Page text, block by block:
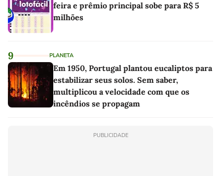
feira e prêmio principal sobe para R$ 5
milhões
9 PLANETA
Em 1950, Portugal plantou eucaliptos para
estabilizar seus solos. Sem saber,
multiplicou a velocidade com que os
incêndios se propagam
PUBLICIDADE